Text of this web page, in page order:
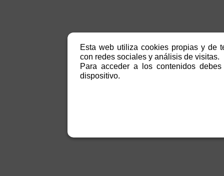
Esta web utiliza cookies propias y de
con redes sociales y análisis de visitas.
Para acceder a los contenidos
dispositivo.